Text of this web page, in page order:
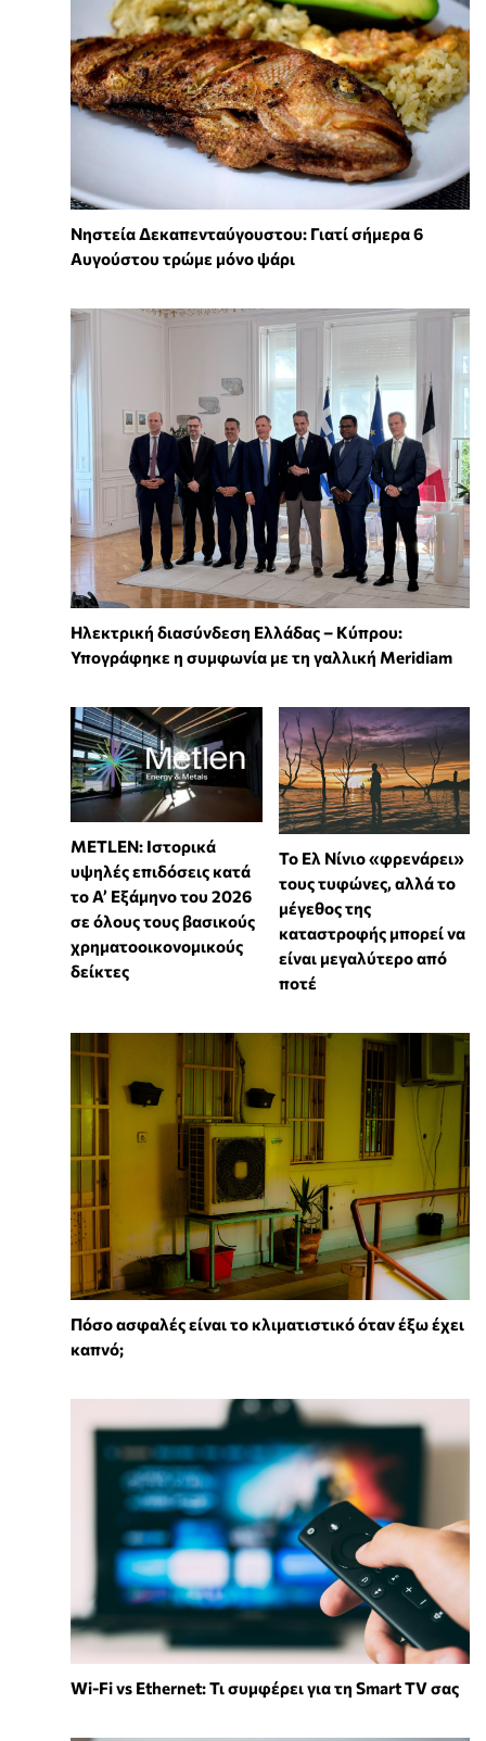
Νηστεία Δεκαπενταύγουστου: Γιατί σήμερα 6
Αυγούστου τρώμε μόνο ψάρι
Ηλεκτρική διασύνδεση Ελλάδας – Κύπρου:
Υπογράφηκε η συμφωνία με τη γαλλική Meridiam
METLEN: Ιστορικά
υψηλές επιδόσεις κατά
το Α’ Εξάμηνο του 2026
σε όλους τους βασικούς
χρηματοοικονομικούς
δείκτες
Το Ελ Νίνιο «φρενάρει»
τους τυφώνες, αλλά το
μέγεθος της
καταστροφής μπορεί να
είναι μεγαλύτερο από
ποτέ
Πόσο ασφαλές είναι το κλιματιστικό όταν έξω έχει
καπνό;
Wi-Fi vs Ethernet: Τι συμφέρει για τη Smart TV σας